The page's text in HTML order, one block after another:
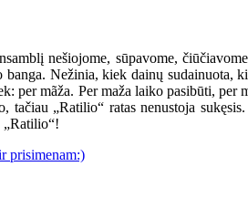
nešiojome, sūpavome,
Nežinia, kiek dainų sudainuota,
mãža. Per maža laiko pasibūti, per
„Ratilio“ ratas nenustoja
prisimenam:)